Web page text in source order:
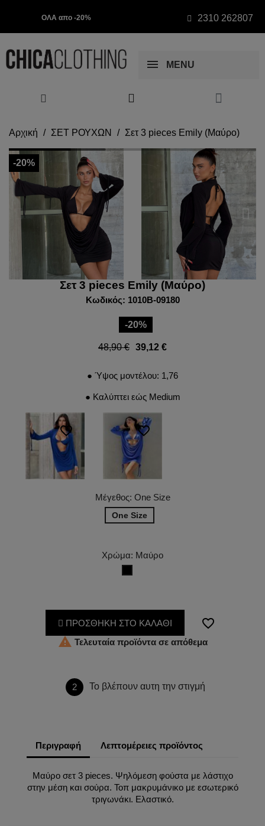
ΟΛΑ απο -20% 2310 262807
MENU
Αρχική ΣΕΤ ΡΟΥΧΩΝ Σετ 3 pieces Emily (Μαύρο)
-20%
Σετ 3 pieces Emily (Μαύρο)
Κωδικός: 1010B-09180
-20%
48,90 € 39,12 €
● Ύψος μοντέλου: 1,76
● Καλύπτει εώς Medium
favorite_border favorite_border
Μέγεθος: One Size
One Size
Χρώμα: Μαύρο
ΠΡΟΣΘΗΚΗ ΣΤΟ ΚΑΛΑΘΙ
favorite_border
 Τελευταία προϊόντα σε απόθεμα
2 Το βλέπουν αυτη την στιγμή
Περιγραφή Λεπτομέρειες προϊόντος
Μαύρο σετ 3 pieces. Ψηλόμεση φούστα με λάστιχο
στην μέση και σούρα. Τοπ μακρυμάνικο με εσωτερικό
τριγωνάκι. Ελαστικό.